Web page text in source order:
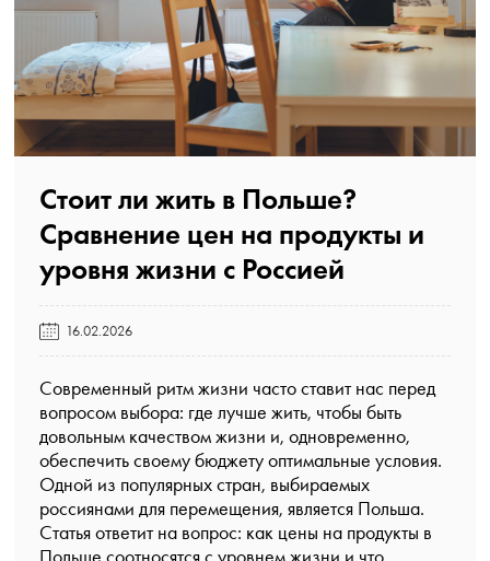
Стоит ли жить в Польше?
Сравнение цен на продукты и
уровня жизни с Россией️
16.02.2026
Современный ритм жизни часто ставит нас перед
вопросом выбора: где лучше жить, чтобы быть
довольным качеством жизни и, одновременно,
обеспечить своему бюджету оптимальные условия.
Одной из популярных стран, выбираемых
россиянами для перемещения, является Польша.
Статья ответит на вопрос: как цены на продукты в
Польше соотносятся с уровнем жизни и что